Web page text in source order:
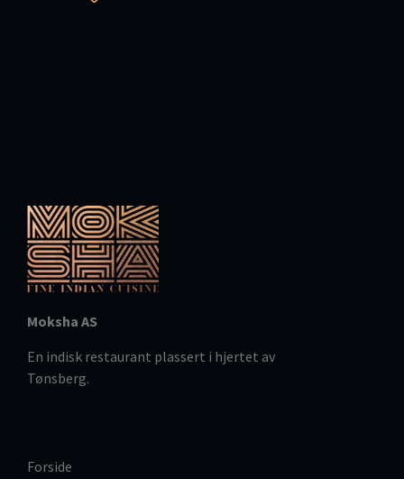
Moksha AS
En indisk restaurant plassert i hjertet av
Tønsberg.
Forside